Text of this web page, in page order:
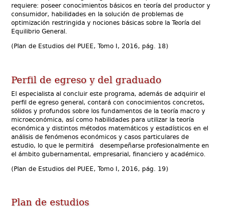
requiere: poseer conocimientos básicos en teoría del productor y
consumidor, habilidades en la solución de problemas de
optimización restringida y nociones básicas sobre la Teoría del
Equilibrio General.
( Plan de Estudios del PUEE, Tomo I, 2016, pág. 18)
Perfil de egreso y del graduado
El especialista al concluir este programa, además de adquirir el
perfil de egreso general, contará con conocimientos concretos,
sólidos y profundos sobre los fundamentos de la teoría macro y
microeconómica, así como habilidades para utilizar la teoría
económica y distintos métodos matemáticos y estadísticos en el
análisis de fenómenos económicos y casos particulares de
estudio, lo que le permitirá desempeñarse profesionalmente en
el ámbito gubernamental, empresarial, financiero y académico.
(Plan de Estudios del PUEE, Tomo I, 2016, pág. 19)
Plan de estudios